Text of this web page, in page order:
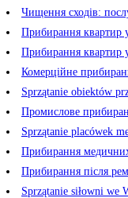
Чищення сходів:
Прибирання квартир
Прибирання квартир
Комерційне
Sprzątanie obiektów
Промислове
Sprzątanie placówek
Прибирання
Прибирання після
Sprzątanie siłowni we